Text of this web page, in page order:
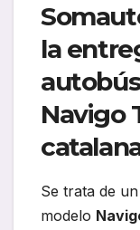
la
Navigo
Se trata de
modelo